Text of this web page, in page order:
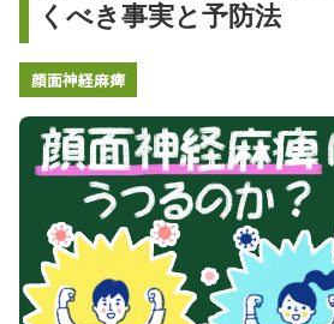
くべき事実と予防法
顔面神経麻痺